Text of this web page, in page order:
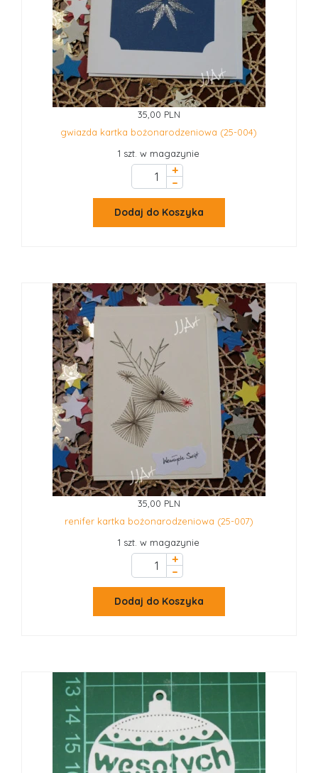
35,00 PLN
gwiazda kartka bożonarodzeniowa (25-004)
1 szt. w magazynie
+
–
Dodaj do Koszyka
35,00 PLN
renifer kartka bożonarodzeniowa (25-007)
1 szt. w magazynie
+
–
Dodaj do Koszyka